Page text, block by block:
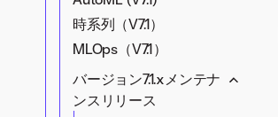
V11.1.10
V11.1.11
V9.2.5
V9.2.4
V9.2.2
V9.1.2
V9.1.3
V9.0メンテナンスリリー
ス
V9.0.1
V9.0.2
V9.0.3
ース
バージョン8.0.33
バージョン8.0.32
バージョン8.0.31
バージョン8.0.30
バージョン7.3.xメンテナ
ンスリリース
バージョン7.3.5
MLOps（V7.2）
バージョン7.2.xメンテナ
ンスリリース
バージョン7.2.8
時系列（V7.1）
MLOps（V7.1）
バージョン7.1.xメンテナ
ンスリリース